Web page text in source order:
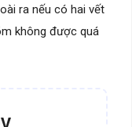
ra nếu có hai vết
không được quá